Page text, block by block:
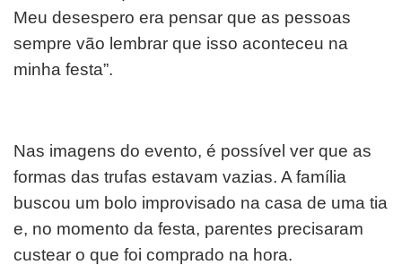
Meu desespero era pensar que as pessoas
sempre vão lembrar que isso aconteceu na
minha festa”.
Nas imagens do evento, é possível ver que as
formas das trufas estavam vazias. A família
buscou um bolo improvisado na casa de uma tia
e, no momento da festa, parentes precisaram
custear o que foi comprado na hora.